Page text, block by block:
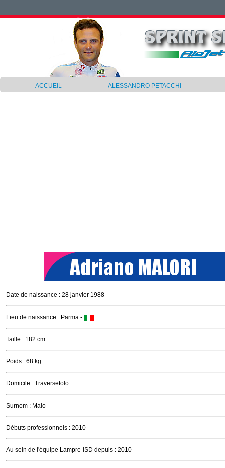
ACCUEIL ALESSANDRO PETACCHI
Date de naissance : 28 janvier 1988
Lieu de naissance : Parma -
Taille : 182 cm
Poids : 68 kg
Domicile : Traversetolo
Surnom : Malo
Débuts professionnels : 2010
Au sein de l'équipe Lampre-ISD depuis : 2010